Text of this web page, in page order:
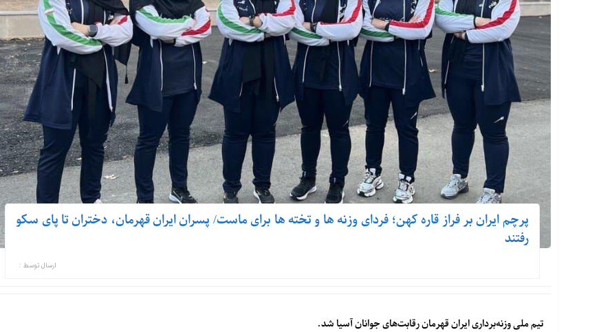
پرچم ایران بر فراز قاره کهن؛ فردای وزنه ها و تخته ها برای ماست/ پسران ایران قهرمان، دختران تا پای سکو
رفتند
ارسال توسط :
تیم ملی وزنه‌برداری ایران قهرمان رقابت‌های جوانان آسیا شد.